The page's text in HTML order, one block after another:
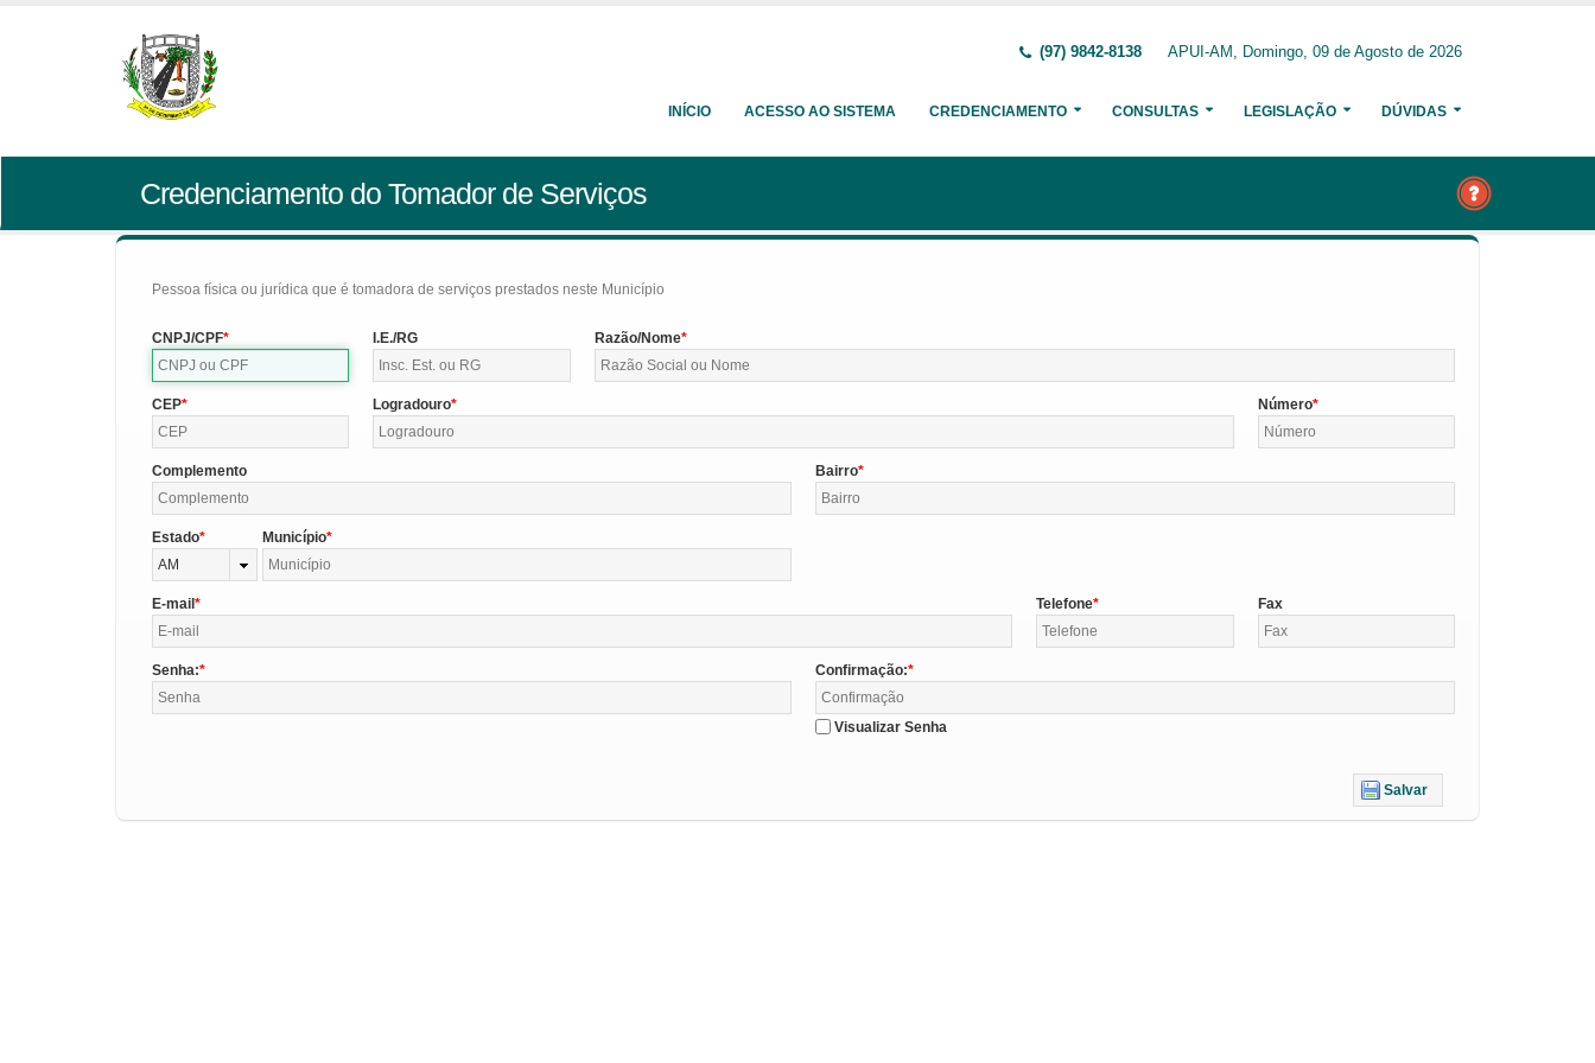
(97) 9842-8138 APUI-AM, Domingo, 09 de Agosto de 2026
INÍCIO ACESSO AO SISTEMA CREDENCIAMENTO CONSULTAS LEGISLAÇÃO DÚVIDAS
Credenciamento do Tomador de Serviços
Pessoa física ou jurídica que é tomadora de serviços prestados neste Município
CNPJ/CPF I.E./RG Razão/Nome
CEP Logradouro Número
Complemento Bairro
Estado
AM
Município
E-mail Telefone Fax
Senha: Confirmação:
Visualizar Senha
Salvar